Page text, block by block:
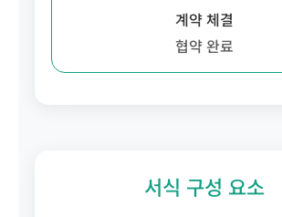
계약 체결
협약 완료
서식 구성 요소